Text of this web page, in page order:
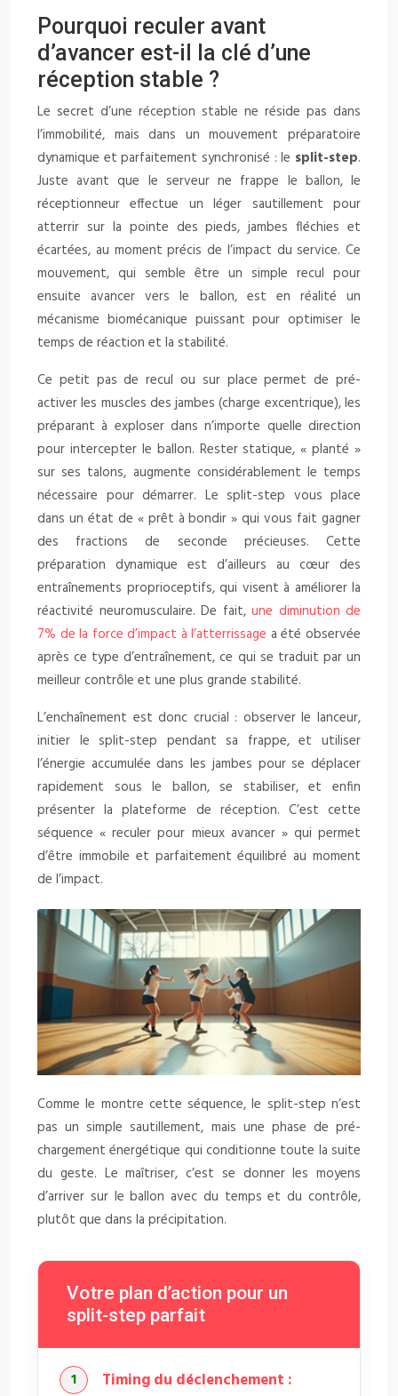
Pourquoi reculer avant
d’avancer est-il la clé d’une
réception stable ?
Le secret d’une réception stable ne réside pas dans
l’immobilité, mais dans un mouvement préparatoire
dynamique et parfaitement synchronisé : le split-step.
Juste avant que le serveur ne frappe le ballon, le
réceptionneur effectue un léger sautillement pour
atterrir sur la pointe des pieds, jambes fléchies et
écartées, au moment précis de l’impact du service. Ce
mouvement, qui semble être un simple recul pour
ensuite avancer vers le ballon, est en réalité un
mécanisme biomécanique puissant pour optimiser le
temps de réaction et la stabilité.
Ce petit pas de recul ou sur place permet de pré-
activer les muscles des jambes (charge excentrique), les
préparant à exploser dans n’importe quelle direction
pour intercepter le ballon. Rester statique, « planté »
sur ses talons, augmente considérablement le temps
nécessaire pour démarrer. Le split-step vous place
dans un état de « prêt à bondir » qui vous fait gagner
des fractions de seconde précieuses. Cette
préparation dynamique est d’ailleurs au cœur des
entraînements proprioceptifs, qui visent à améliorer la
réactivité neuromusculaire. De fait, une diminution de
7% de la force d’impact à l’atterrissage a été observée
après ce type d’entraînement, ce qui se traduit par un
meilleur contrôle et une plus grande stabilité.
L’enchaînement est donc crucial : observer le lanceur,
initier le split-step pendant sa frappe, et utiliser
l’énergie accumulée dans les jambes pour se déplacer
rapidement sous le ballon, se stabiliser, et enfin
présenter la plateforme de réception. C’est cette
séquence « reculer pour mieux avancer » qui permet
d’être immobile et parfaitement équilibré au moment
de l’impact.
Comme le montre cette séquence, le split-step n’est
pas un simple sautillement, mais une phase de pré-
chargement énergétique qui conditionne toute la suite
du geste. Le maîtriser, c’est se donner les moyens
d’arriver sur le ballon avec du temps et du contrôle,
plutôt que dans la précipitation.
Votre plan d’action pour un
split-step parfait
Timing du déclenchement :